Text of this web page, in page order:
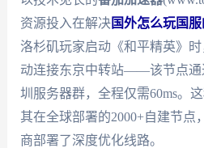
资源投入在解决国外怎么玩国
洛杉矶玩家启动《和平精英》
动连接东京中转站——该节点通
圳服务器群，全程仅需60ms。
其在全球部署的2000+自建节点
商部署了深度优化线路。